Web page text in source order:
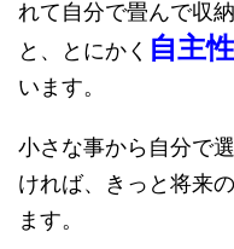
れて自分で畳んで収
と、とにかく 自主
います。
小さな事から自分で
ければ、きっと将来
ます。